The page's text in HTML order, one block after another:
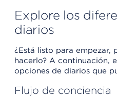
Explore los
diarios
¿Está listo para empezar,
hacerlo? A continuación,
opciones de diarios que
Flujo de conciencia